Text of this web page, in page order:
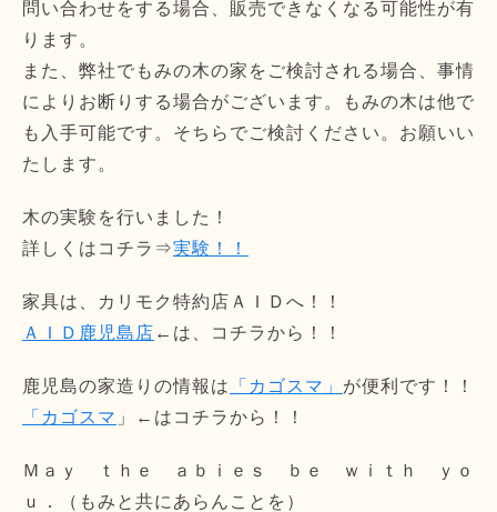
問い合わせをする場合、販売できなくなる可能性が有
ります。
また、弊社でもみの木の家をご検討される場合、事情
によりお断りする場合がございます。もみの木は他で
も入手可能です。そちらでご検討ください。お願いい
たします。
木の実験を行いました！
詳しくはコチラ⇒実験！！
家具は、カリモク特約店ＡＩＤへ！！
ＡＩＤ鹿児島店 ←は、コチラから！！
鹿児島の家造りの情報は 「カゴスマ」 が便利です！！
「カゴスマ 」←はコチラから！！
Ｍａｙ ｔｈｅ ａｂｉｅｓ ｂｅ ｗｉｔｈ ｙｏ
ｕ．（もみと共にあらんことを）